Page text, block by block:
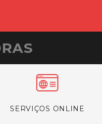
SERVIÇOS ONLINE